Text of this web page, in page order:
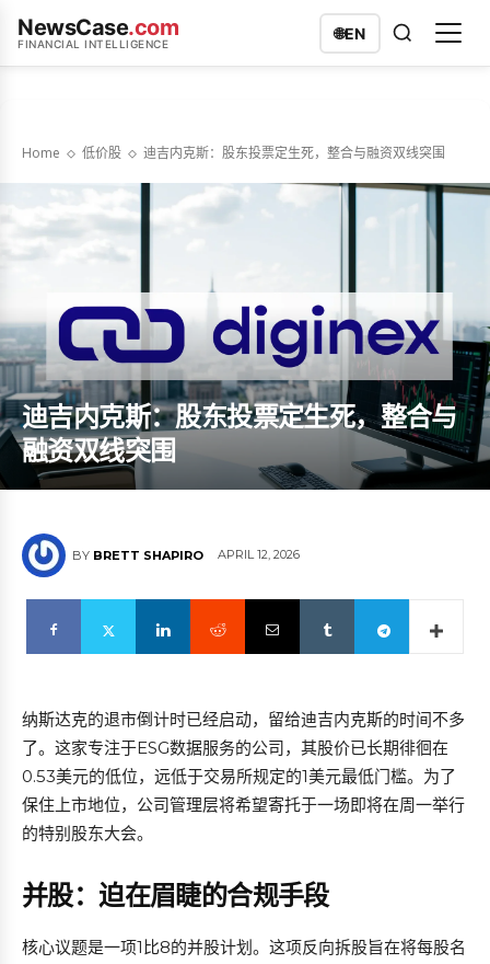
NewsCase.com
FINANCIAL INTELLIGENCE
🌐EN
Home 低价股 迪吉内克斯：股东投票定生死，整合与融资双线突围
迪吉内克斯：股东投票定生死，整合与
融资双线突围
BY BRETT SHAPIRO APRIL 12, 2026
纳斯达克的退市倒计时已经启动，留给迪吉内克斯的时间不多
了。这家专注于ESG数据服务的公司，其股价已长期徘徊在
0.53美元的低位，远低于交易所规定的1美元最低门槛。为了
保住上市地位，公司管理层将希望寄托于一场即将在周一举行
的特别股东大会。
并股：迫在眉睫的合规手段
核心议题是一项1比8的并股计划。这项反向拆股旨在将每股名